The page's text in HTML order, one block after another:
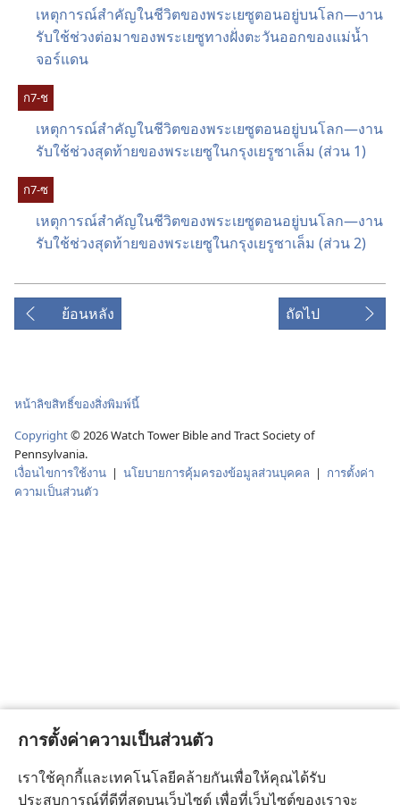
การตั้งค่าความเป็นส่วนตัว
เราใช้คุกกี้และเทคโนโลยีคล้ายกันเพื่อให้คุณได้รับ
ประสบการณ์ที่ดีที่สุดบนเว็บไซต์ เพื่อที่เว็บไซต์ของเราจะ
เหตุ​การณ์​สำคัญ​ใน​ชีวิต​ของ​พระ​เยซู​ตอน​อยู่​บน​โลก—งาน​
รับใช้​ช่วง​ต่อ​มา​ของ​พระ​เยซู​ทาง​ฝั่ง​ตะวัน​ออก​ของ​แม่น้ำ​
จอร์แดน
ก​7-ช
เหตุ​การณ์​สำคัญ​ใน​ชีวิต​ของ​พระ​เยซู​ตอน​อยู่​บน​โลก—งาน​
รับใช้​ช่วง​สุด​ท้าย​ของ​พระ​เยซู​ใน​กรุง​เยรูซาเล็ม (ส่วน 1)
ก​7-ซ
เหตุ​การณ์​สำคัญ​ใน​ชีวิต​ของ​พระ​เยซู​ตอน​อยู่​บน​โลก—งาน​
รับใช้​ช่วง​สุด​ท้าย​ของ​พระ​เยซู​ใน​กรุง​เยรูซาเล็ม (ส่วน 2)
ย้อนหลัง ถัดไป
หน้าลิขสิทธิ์ของสิ่งพิมพ์นี้
Copyright© 2026 Watch Tower Bible and Tract Society of
Pennsylvania.
เงื่อนไขการใช้งาน | นโยบายการคุ้มครองข้อมูลส่วนบุคคล | การตั้งค่า
ความเป็นส่วนตัว